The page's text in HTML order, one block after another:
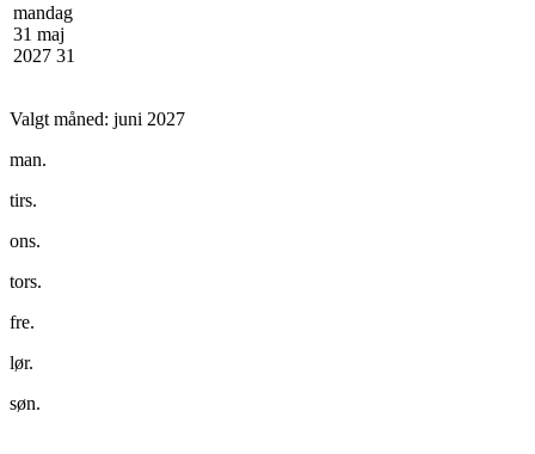
mandag
31 maj
2027 31
Valgt måned: juni 2027
man.
tirs.
ons.
tors.
fre.
lør.
søn.